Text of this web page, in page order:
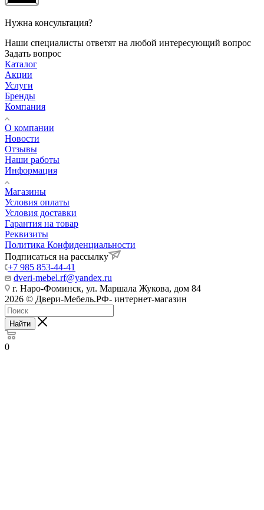
Нужна консультация?
Наши специалисты ответят на любой интересующий вопрос
Задать вопрос
Каталог
Акции
Услуги
Бренды
Компания
О компании
Новости
Отзывы
Наши работы
Информация
Магазины
Условия оплаты
Условия доставки
Гарантия на товар
Реквизиты
Политика Конфиденциальности
Подписаться на рассылку
+7 985 853-44-41
dveri-mebel.rf@yandex.ru
г. Наро-Фоминск, ул. Маршала Жукова, дом 84
2026 © Двери-Мебель.РФ- интернет-магазин
Найти
0